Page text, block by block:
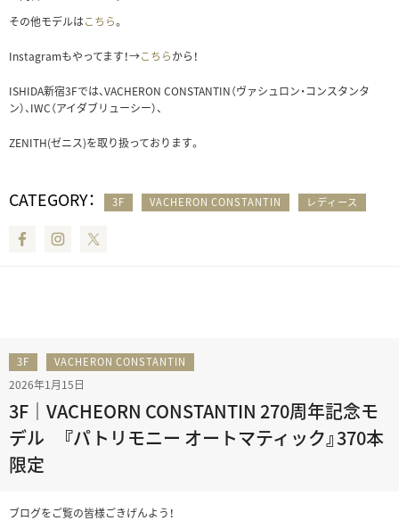
その他モデルはこちら。
Instagramもやってます！→こちらから！
ISHIDA新宿3Fでは、VACHERON CONSTANTIN（ヴァシュロン・コンスタンタ
ン）、IWC（アイダブリューシー）、
ZENITH(ゼニス)を取り扱っております。
CATEGORY： 3F VACHERON CONSTANTIN レディース
FacebookInstagram
3F VACHERON CONSTANTIN
2026年1月15日
3F｜VACHEORN CONSTANTIN 270周年記念モ
デル 『パトリモニー オートマティック』370本
限定
ブログをご覧の皆様ごきげんよう！